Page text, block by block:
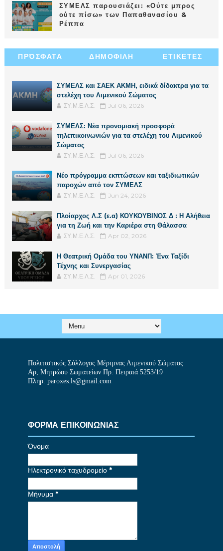
ΣΥΜΕΛΣ παρουσιάζει: «Ούτε μπρος
ούτε πίσω» των Παπαθανασίου &
Ρέππα
ΠΡΌΣΦΑΤΑ ΔΗΜΟΦΙΛΗ ΕΤΙΚΕΤΕΣ
ΣΥΜΕΛΣ και ΣΑΕΚ ΑΚΜΗ, ειδικά δίδακτρα για τα
στελέχη του Λιμενικού Σώματος
ΣΥ.Μ.Ε.Λ.Σ. Jul 06, 2026
ΣΥΜΕΛΣ: Νέα προνομιακή προσφορά
τηλεπικοινωνιών για τα στελέχη του Λιμενικού
Σώματος
ΣΥ.Μ.Ε.Λ.Σ. Jul 06, 2026
Νέο πρόγραμμα εκπτώσεων και ταξιδιωτικών
παροχών από τον ΣΥΜΕΛΣ
ΣΥ.Μ.Ε.Λ.Σ. Jun 24, 2026
Πλοίαρχος Λ.Σ (ε.α) ΚΟΥΚΟΥΒΙΝΟΣ Δ : Η Αλήθεια
για τη Ζωή και την Καριέρα στη Θάλασσα
ΣΥ.Μ.Ε.Λ.Σ. Apr 02, 2026
Η Θεατρική Ομάδα του ΥΝΑΝΠ: Ένα Ταξίδι
Τέχνης και Συνεργασίας
ΣΥ.Μ.Ε.Λ.Σ. Apr 01, 2026
Πολιτιστικός Σύλλογος Μέριμνας Λιμενικού Σώματος
Αρ, Μητρώου Σωματείων Πρ. Πειραιά 5253/19
Πληρ. paroxes.ls@gmail.com
ΦΟΡΜΑ ΕΠΙΚΟΙΝΩΝΙΑΣ
Όνομα
Ηλεκτρονικό ταχυδρομείο *
Μήνυμα *